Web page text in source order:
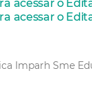
acessar o
acessar o
Imparh Sme